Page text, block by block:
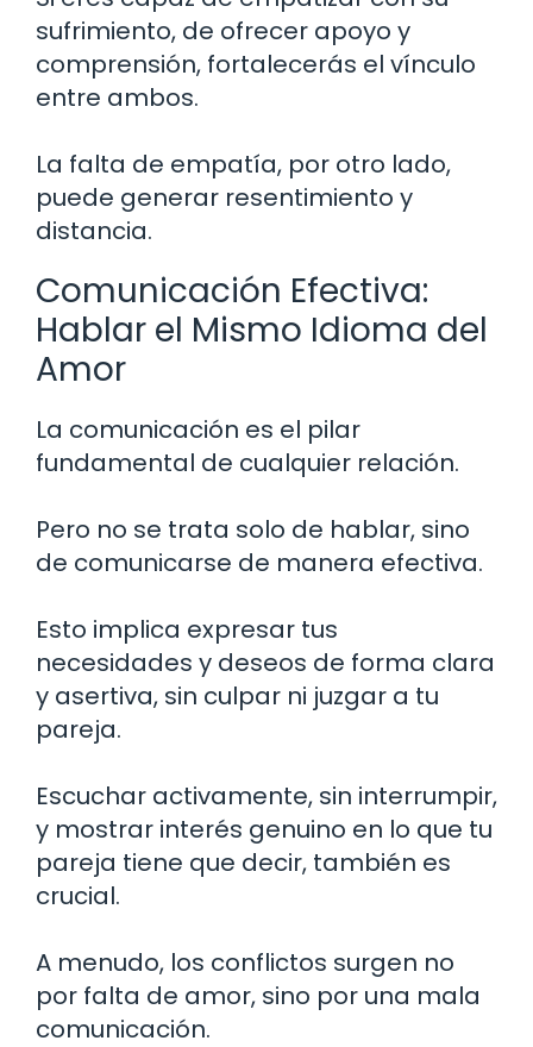
sufrimiento, de ofrecer apoyo y
comprensión, fortalecerás el vínculo
entre ambos.
La falta de empatía, por otro lado,
puede generar resentimiento y
distancia.
Comunicación Efectiva:
Hablar el Mismo Idioma del
Amor
La comunicación es el pilar
fundamental de cualquier relación.
Pero no se trata solo de hablar, sino
de comunicarse de manera efectiva.
Esto implica expresar tus
necesidades y deseos de forma clara
y asertiva, sin culpar ni juzgar a tu
pareja.
Escuchar activamente, sin interrumpir,
y mostrar interés genuino en lo que tu
pareja tiene que decir, también es
crucial.
A menudo, los conflictos surgen no
por falta de amor, sino por una mala
comunicación.